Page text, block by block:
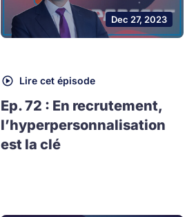
Dec 27, 2023
Lire cet épisode
Ep. 72 : En recrutement,
l’hyperpersonnalisation
est la clé